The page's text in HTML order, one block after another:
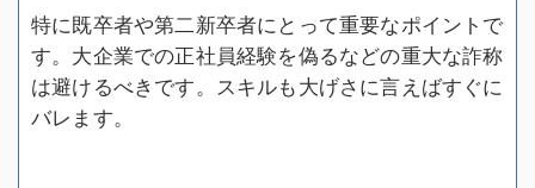
特に既卒者や第二新卒者にとって重要なポイントで
す。大企業での正社員経験を偽るなどの重大な詐称
は避けるべきです。スキルも大げさに言えばすぐに
バレます。